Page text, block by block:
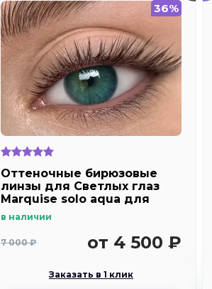
36%
Оттеночные бирюзовые
линзы для Светлых глаз
Marquise solo aqua для
близорукости
в наличии
7 000 ₽ от 4 500 ₽
Заказать в 1 клик